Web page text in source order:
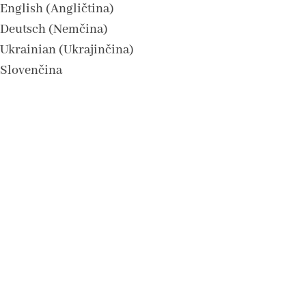
English (Angličtina)
Deutsch (Nemčina)
Ukrainian (Ukrajinčina)
Slovenčina